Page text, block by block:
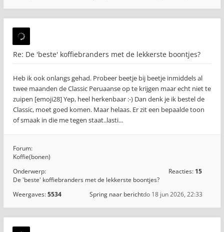
Re: De 'beste' koffiebranders met de lekkerste boontjes?
Heb ik ook onlangs gehad. Probeer beetje bij beetje inmiddels al
twee maanden de Classic Peruaanse op te krijgen maar echt niet te
zuipen [emoji28] Yep, heel herkenbaar :-) Dan denk je ik bestel de
Classic, moet goed komen. Maar helaas. Er zit een bepaalde toon
of smaak in die me tegen staat..lasti...
Forum:
Koffie(bonen)
Onderwerp:
De 'beste' koffiebranders met de lekkerste boontjes?
Reacties: 15
Weergaves:5534 do 18 jun 2026, 22:33
Spring naar bericht